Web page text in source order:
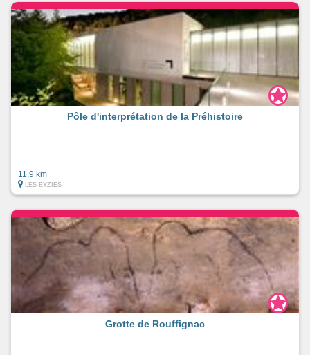
Pôle d'interprétation de la Préhistoire
11.9 km
LES EYZIES
Grotte de Rouffignac